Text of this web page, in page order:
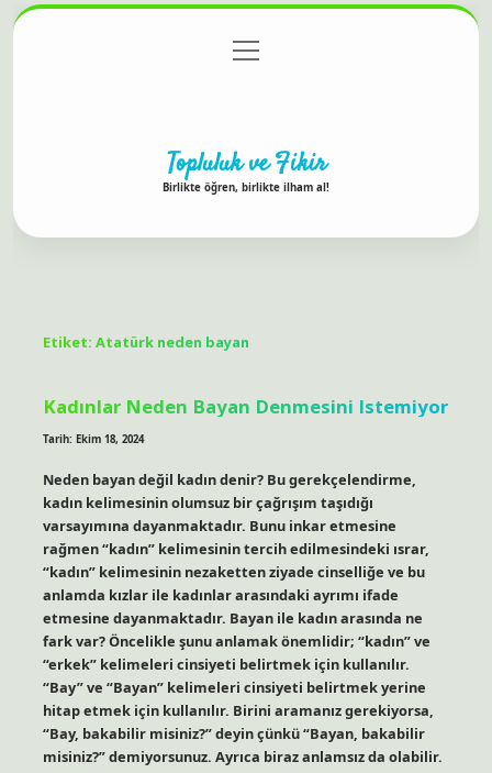
Gizlilik Politikası
menüyü
aç
Topluluk ve Fikir
Birlikte öğren, birlikte ilham al!
Etiket: Atatürk neden bayan
Kadınlar Neden Bayan Denmesini Istemiyor
Tarih: Ekim 18, 2024
Neden bayan değil kadın denir? Bu gerekçelendirme,
kadın kelimesinin olumsuz bir çağrışım taşıdığı
varsayımına dayanmaktadır. Bunu inkar etmesine
rağmen “kadın” kelimesinin tercih edilmesindeki ısrar,
“kadın” kelimesinin nezaketten ziyade cinselliğe ve bu
anlamda kızlar ile kadınlar arasındaki ayrımı ifade
etmesine dayanmaktadır. Bayan ile kadın arasında ne
fark var? Öncelikle şunu anlamak önemlidir; “kadın” ve
“erkek” kelimeleri cinsiyeti belirtmek için kullanılır.
“Bay” ve “Bayan” kelimeleri cinsiyeti belirtmek yerine
hitap etmek için kullanılır. Birini aramanız gerekiyorsa,
“Bay, bakabilir misiniz?” deyin çünkü “Bayan, bakabilir
misiniz?” demiyorsunuz. Ayrıca biraz anlamsız da olabilir.